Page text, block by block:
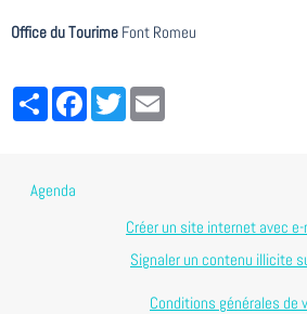
Office du Tourime Font Romeu
PartagerFacebookTwitter
Agenda
Créer un site internet avec
Signaler un contenu illicite
Conditions générales de